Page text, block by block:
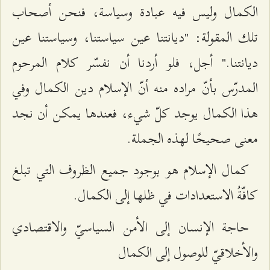
الكمال وليس فيه عبادة وسياسة، فنحن أصحاب
تلك المقولة: "ديانتنا عين سياستنا، وسياستنا عين
ديانتنا." أجل، فلو أردنا أن نفسّر كلام المرحوم
المدرّس بأنّ مراده منه أنّ الإسلام دين الكمال وفي
هذا الكمال يوجد كلّ شيء، فعندها يمكن أن نجد
معنى صحيحًا لهذه الجملة.
كمال الإسلام هو بوجود جميع الظروف التي تبلغ
كافّةُ الاستعدادات في ظلها إلى الكمال.
حاجة الإنسان إلى الأمن السياسيّ والاقتصادي
والأخلاقيّ للوصول إلى الكمال